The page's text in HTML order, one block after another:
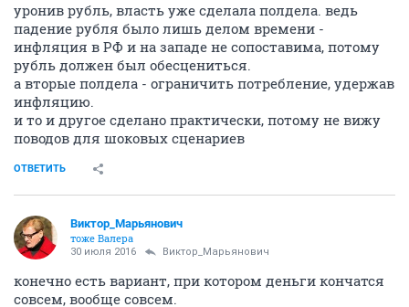
уронив рубль, власть уже сделала полдела. ведь
падение рубля было лишь делом времени -
инфляция в РФ и на западе не сопоставима, потому
рубль должен был обесцениться.
а вторые полдела - ограничить потребление, удержав
инфляцию.
и то и другое сделано практически, потому не вижу
поводов для шоковых сценариев
ОТВЕТИТЬ
Виктор_Марьянович
тоже Валера
30 июля 2016 Виктор_Марьянович
конечно есть вариант, при котором деньги кончатся
совсем, вообще совсем.